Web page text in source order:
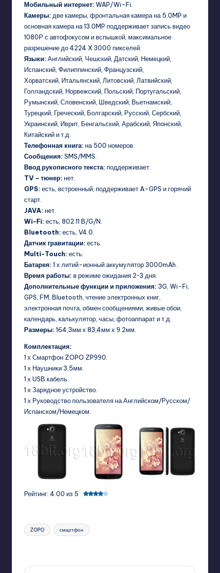
Мобильный интернет: WAP/Wi-Fi.
Камеры: две камеры, фронтальная камера на 5.0MP и
основная камера на 13.0MP поддерживает запись видео
1080Р с автофокусом и вспышкой, максимальное
разрешение до 4224 X 3000 пикселей.
Языки: Английский, Чешский, Датский, Немецкий,
Испанский, Филиппинский, Французский,
Хорватский, Итальянский, Литовский, Латвийский,
Голландский, Норвежский, Польский, Португальский,
Румынский, Словенский, Шведский, Вьетнамский,
Турецкий, Греческий, Болгарский, Русский, Сербский,
Украинский, Иврит, Бенгальский, Арабский, Японский,
Китайский и т.д.
Телефонная книга: на 500 номеров.
Сообщения: SMS/MMS.
Ввод рукописного текста: поддерживает.
TV – тюнер: нет.
GPS: есть, встроенный, поддерживает A-GPS и горячий
старт.
JAVA: нет.
Wi-Fi: есть, 802.11 B/G/N.
Bluetooth: есть, V4.0.
Датчик гравитации: есть.
Multi-Touch: есть.
Батарея: 1 х литий-ионный аккумулятор 3000mAh.
Время работы: в режиме ожидания 2~3 дня.
Дополнительные функции и приложения: 3G, Wi-Fi,
GPS, FM, Bluetooth, чтение электронных книг,
электронная почта, обмен сообщениями, живые обои,
календарь, калькулятор, часы, фотоаппарат и т.д.
Размеры: 164,3мм х 83,4мм х 9.2мм.
Комплектация:
1 х Смартфон ZOPO ZP990.
1 х Наушники 3,5мм.
1 х USB кабель.
1 х Зарядное устройство.
1 х Руководство пользователя на Английском/Русском/
Испанском/Немецком.
Рейтинг: 4.00 из 5
Tags:
ZOPO смартфон